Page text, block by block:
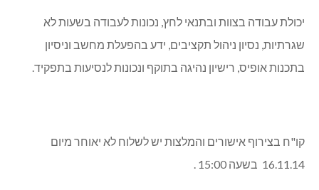
יכולת עבודה בצוות ובתנאי לחץ, נכונות לעבודה בשעות לא
שגרתיות, נסיון ניהול תקציבים, ידע בהפעלת מחשב וניסיון
בתכנות אופיס, רישיון נהיגה בתוקף ונכונות לנסיעות בתפקיד.
קו"ח בצירוף אישורים והמלצות יש לשלוח לא יאוחר מיום
16.11.14 בשעה 15:00 .